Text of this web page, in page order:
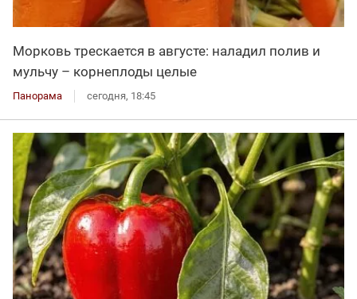
Морковь трескается в августе: наладил полив и
мульчу – корнеплоды целые
Панорама сегодня, 18:45